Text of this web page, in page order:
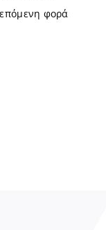
φορά